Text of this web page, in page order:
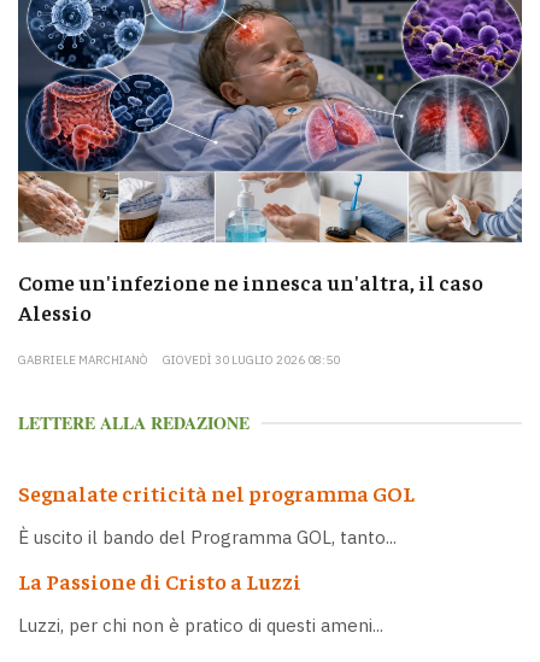
Come un'infezione ne innesca un'altra, il caso
Alessio
GABRIELE MARCHIANÒ GIOVEDÌ 30 LUGLIO 2026 08:50
LETTERE ALLA REDAZIONE
Segnalate criticità nel programma GOL
È uscito il bando del Programma GOL, tanto...
La Passione di Cristo a Luzzi
Luzzi, per chi non è pratico di questi ameni...